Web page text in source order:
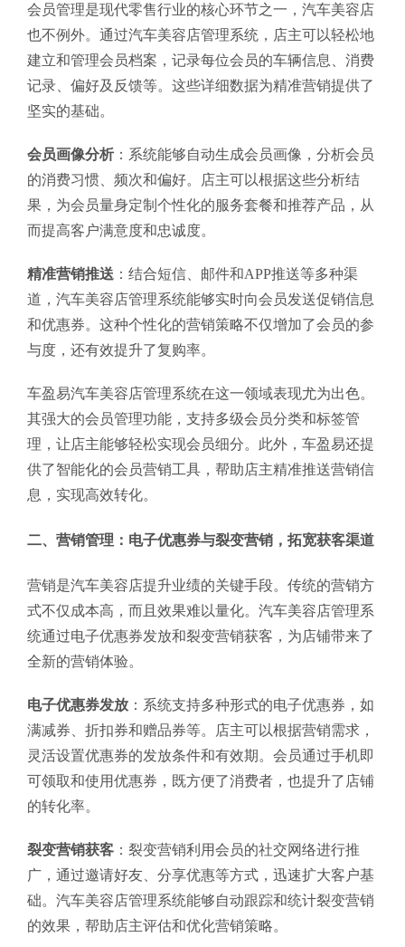
会员管理是现代零售行业的核心环节之一，汽车美容店
也不例外。通过汽车美容店管理系统，店主可以轻松地
建立和管理会员档案，记录每位会员的车辆信息、消费
记录、偏好及反馈等。这些详细数据为精准营销提供了
坚实的基础。
会员画像分析 ：系统能够自动生成会员画像，分析会员
的消费习惯、频次和偏好。店主可以根据这些分析结
果，为会员量身定制个性化的服务套餐和推荐产品，从
而提高客户满意度和忠诚度。
精准营销推送 ：结合短信、邮件和APP推送等多种渠
道，汽车美容店管理系统能够实时向会员发送促销信息
和优惠券。这种个性化的营销策略不仅增加了会员的参
与度，还有效提升了复购率。
车盈易汽车美容店管理系统在这一领域表现尤为出色。
其强大的会员管理功能，支持多级会员分类和标签管
理，让店主能够轻松实现会员细分。此外，车盈易还提
供了智能化的会员营销工具，帮助店主精准推送营销信
息，实现高效转化。
二、营销管理：电子优惠券与裂变营销，拓宽获客渠道
营销是汽车美容店提升业绩的关键手段。传统的营销方
式不仅成本高，而且效果难以量化。汽车美容店管理系
统通过电子优惠券发放和裂变营销获客，为店铺带来了
全新的营销体验。
电子优惠券发放 ：系统支持多种形式的电子优惠券，如
满减券、折扣券和赠品券等。店主可以根据营销需求，
灵活设置优惠券的发放条件和有效期。会员通过手机即
可领取和使用优惠券，既方便了消费者，也提升了店铺
的转化率。
裂变营销获客 ：裂变营销利用会员的社交网络进行推
广，通过邀请好友、分享优惠等方式，迅速扩大客户基
础。汽车美容店管理系统能够自动跟踪和统计裂变营销
的效果，帮助店主评估和优化营销策略。